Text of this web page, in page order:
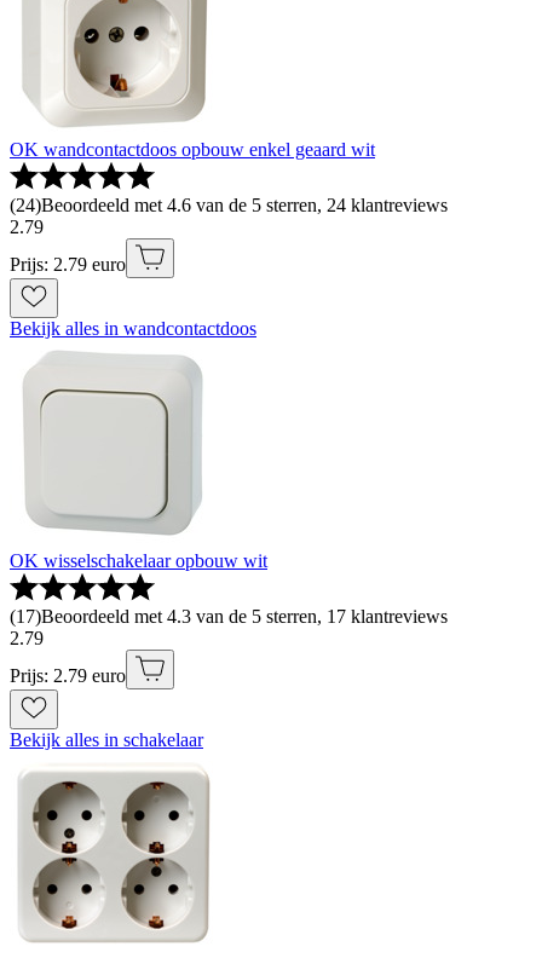
OK wandcontactdoos opbouw enkel geaard wit
(24)Beoordeeld met 4.6 van de 5 sterren, 24 klantreviews
2.79
Prijs: 2.79 euro
Bekijk alles in wandcontactdoos
OK wisselschakelaar opbouw wit
(17)Beoordeeld met 4.3 van de 5 sterren, 17 klantreviews
2.79
Prijs: 2.79 euro
Bekijk alles in schakelaar